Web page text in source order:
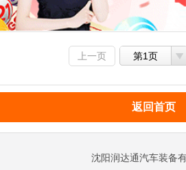
上一页 第1页
返回首页
沈阳润达通汽车装备